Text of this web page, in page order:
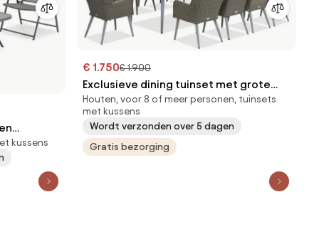
kussens
€ 1.750€ 1.900
Exclusieve dining tuinset met grote
tafel Córdoba voor 10 personen
Garden Point grijs
Houten, voor 8 of meer personen, tuinsets
met kussens
Wordt verzonden over 5 dagen
Gratis bezorging